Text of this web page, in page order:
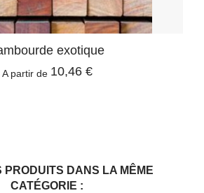
exotique
A partir de 10,46 €
PRODUITS DANS LA MÊME
CATÉGORIE :